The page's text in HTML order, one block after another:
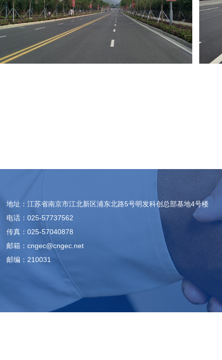
地址：江苏省南京市江北新区浦东北路5号明发科创总部基地4号楼
电话：025-57737562
传真：025-57040878
邮箱：cngec@cngec.net
邮编：210031